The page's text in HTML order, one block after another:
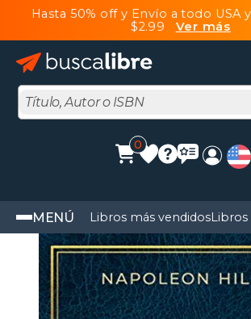
Hasta 50% off y Envío a todo USA
$2.99 Ver más
0
MENÚ Libros más vendidos